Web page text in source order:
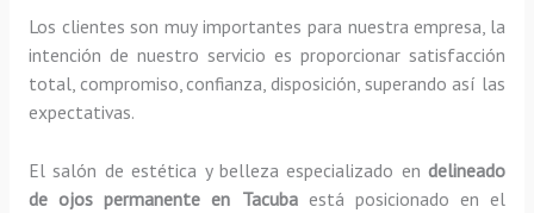
Los clientes son muy importantes para nuestra empresa, la
intención de nuestro servicio es proporcionar satisfacción
total, compromiso, confianza, disposición, superando así las
expectativas.
El salón de estética y belleza especializado endelineado
de ojos permanente en Tacubaestá posicionado en el